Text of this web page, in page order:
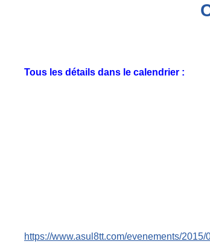
Tous les détails dans le calendrier :
https://www.asul8tt.com/evenements/